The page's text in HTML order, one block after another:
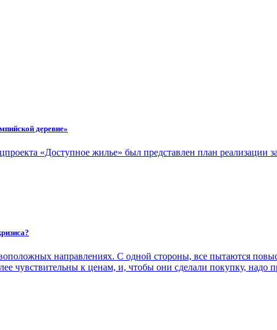
деревне»
«Доступное жилье» был представлен план
направлениях. С одной стороны, все пытаются
чувствительны к ценам, и, чтобы они сделали покупку, надо